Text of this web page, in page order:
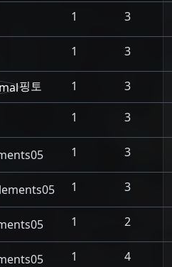
1 3
1 3
핑토 1 3
1 3
1 3
1 3
1 2
1 4